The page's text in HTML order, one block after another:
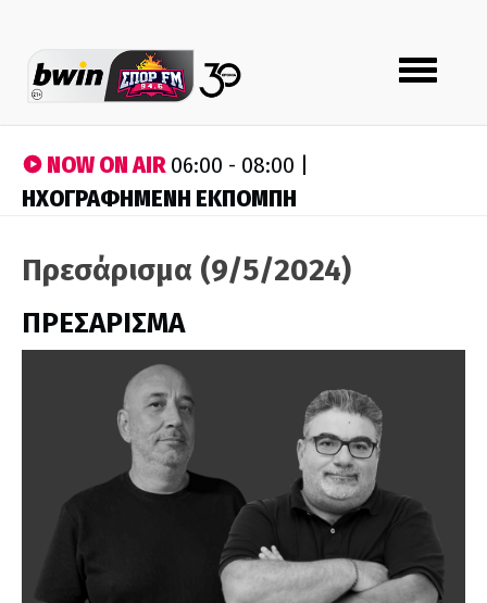
Toggle
navigation
NOW ON AIR06:00 - 08:00 |
ΗΧΟΓΡΑΦΗΜΕΝΗ ΕΚΠΟΜΠΗ
Πρεσάρισμα (9/5/2024)
ΠΡΕΣΑΡΙΣΜΑ